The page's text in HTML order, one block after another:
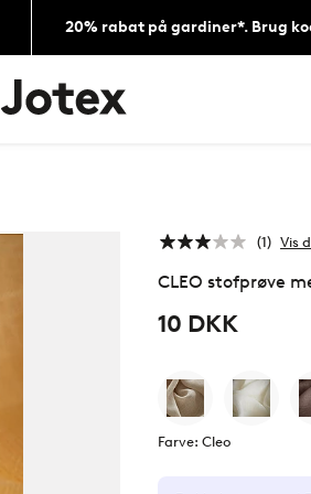
20% rabat på gardiner*. Brug
Jotex
logo
1 Vis
CLEO stofprøve
10 DKK
Farve: Cleo